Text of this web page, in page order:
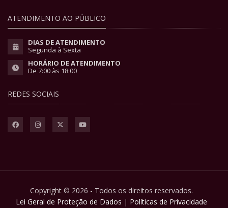
ATENDIMENTO AO PÚBLICO
DIAS DE ATENDIMENTO
Segunda à Sexta
HORÁRIO DE ATENDIMENTO
De 7:00 às 18:00
REDES SOCIAIS
Copyright © 2026 - Todos os direitos reservados.
Lei Geral de Proteção de Dados | Políticas de Privacidade